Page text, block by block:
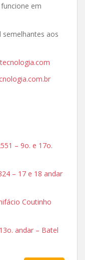
em
semelhantes aos
– 9o. e 17o.
– 17 e 18 andar
Coutinho
andar – Batel